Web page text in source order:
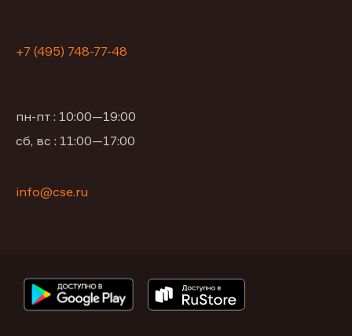
+7 (495) 748-77-48
пн-пт : 10:00—19:00
сб, вс : 11:00—17:00
info@cse.ru